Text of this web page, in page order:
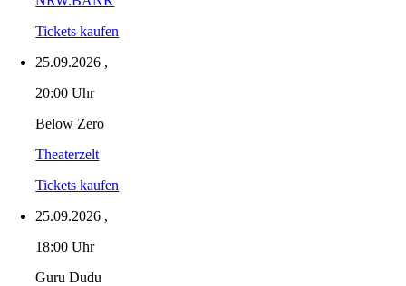
Tickets kaufen
25.09.2026 ,
20:00 Uhr
Below Zero
Theaterzelt
Tickets kaufen
25.09.2026 ,
18:00 Uhr
Guru Dudu